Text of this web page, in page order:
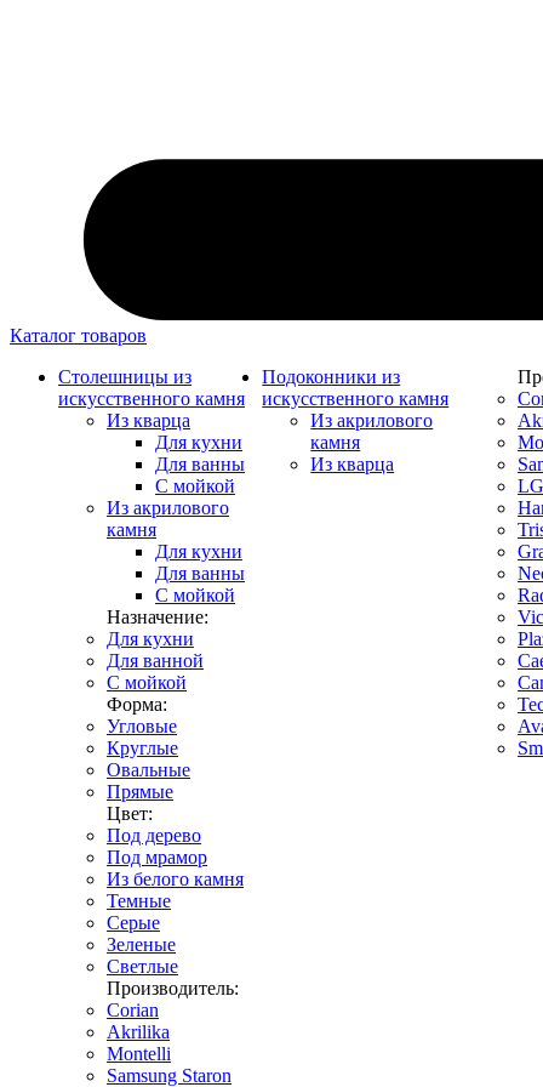
Каталог товаров
Столешницы из
искусственного камня
Из кварца
Для кухни
Для ванны
С мойкой
Из акрилового
камня
Для кухни
Для ванны
С мойкой
Назначение:
Для кухни
Для ванной
С мойкой
Форма:
Угловые
Круглые
Овальные
Прямые
Цвет:
Под дерево
Под мрамор
Из белого камня
Темные
Серые
Зеленые
Светлые
Производитель:
Corian
Akrilika
Montelli
Samsung Staron
Подоконники из
искусственного камня
Из акрилового
камня
Из кварца